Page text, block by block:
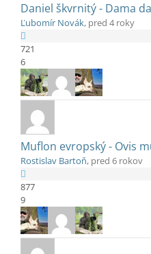
Daniel škvrnitý - Dama
Ľubomír Novák, pred 4 roky
721
6
Muflon evropský - Ovis
Rostislav Bartoň, pred 6 rokov
877
9